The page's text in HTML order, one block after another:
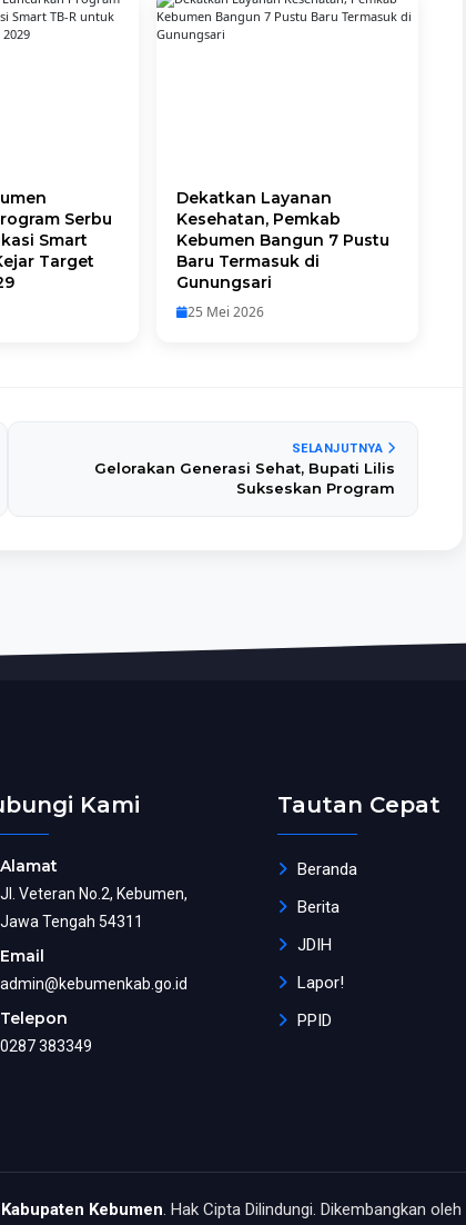
Serbu
Smart
Target
Dekatkan Layanan
Kesehatan, Pemkab
Kebumen Bangun 7 Pustu
Baru Termasuk di
Gunungsari
25 Mei 2026
SELANJUTNYA
Gelorakan Generasi Sehat, Bupati Lilis
Sukseskan Program
Kami
Alamat
Jl. Veteran No.2, Kebumen,
Jawa Tengah 54311
Email
admin@kebumenkab.go.id
Telepon
0287 383349
Tautan Cepat
Beranda
Berita
JDIH
Lapor!
PPID
Kebumen. Hak Cipta Dilindungi. Dikembangkan oleh